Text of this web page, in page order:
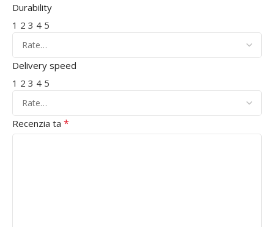
Durability
1 2 3 4 5
Delivery speed
1 2 3 4 5
Recenzia ta *